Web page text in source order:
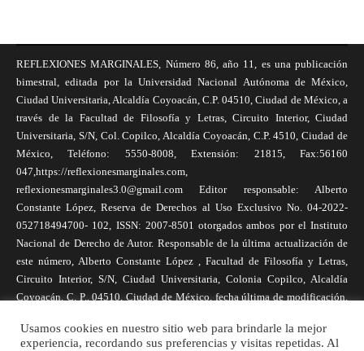
REFLEXIONES MARGINALES, Número 86, año 11, es una publicación
bimestral, editada por la Universidad Nacional Autónoma de México,
Ciudad Universitaria, Alcaldía Coyoacán, C.P. 04510, Ciudad de México, a
través de la Facultad de Filosofía y Letras, Circuito Interior, Ciudad
Universitaria, S/N, Col. Copilco, Alcaldía Coyoacán, C.P. 4510, Ciudad de
México, Teléfono: 5550-8008, Extensión: 21815, Fax:56160
047,https://reflexionesmarginales.com,
reflexionesmarginales3.0@gmail.com Editor responsable: Alberto
Constante López, Reserva de Derechos al Uso Exclusivo No. 04-2022-
052718494700- 102, ISSN: 2007-8501 otorgados ambos por el Instituto
Nacional de Derecho de Autor. Responsable de la última actualización de
este número, Alberto Constante López , Facultad de Filosofía y Letras,
Circuito Interior, S/N, Ciudad Universitaria, Colonia Copilco, Alcaldía
Coyoacán, C. P., 04510, Ciudad de México, fecha última de modificación,
necesariamente reflejan la postura de la revista, ni de Universidad Nacional
Usamos cookies en nuestro sitio web para brindarle la mejor
experiencia, recordando sus preferencias y visitas repetidas. Al